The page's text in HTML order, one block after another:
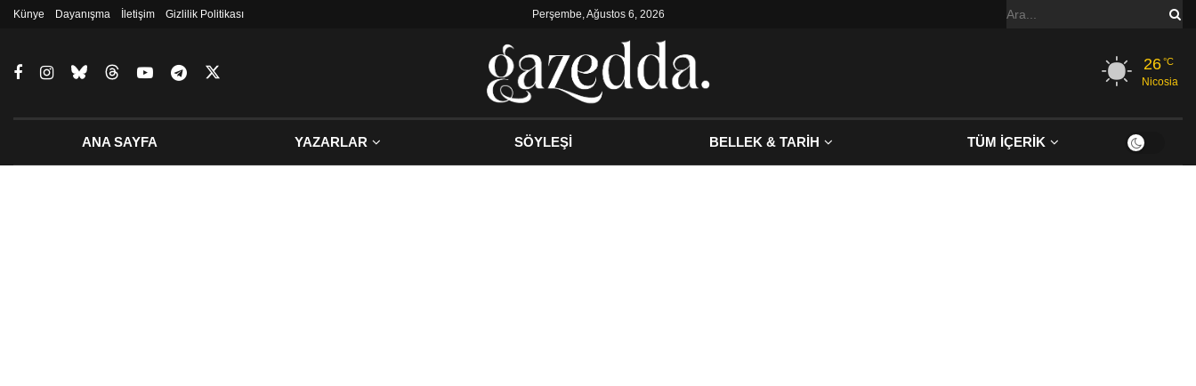
Künye Dayanışma İletişim Gizlilik Politikası Perşembe, Ağustos 6, 2026
26°C
Nicosia
ANA SAYFA YAZARLAR SÖYLEŞİ BELLEK & TARİH TÜM İÇERİK